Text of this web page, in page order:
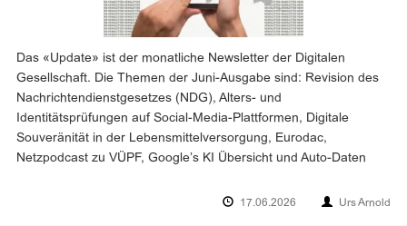
Das «Update» ist der monatliche Newsletter der Digitalen
Gesellschaft. Die Themen der Juni-Ausgabe sind: Revision des
Nachrichtendienstgesetzes (NDG), Alters- und
Identitätsprüfungen auf Social-Media-Plattformen, Digitale
Souveränität in der Lebensmittelversorgung, Eurodac,
Netzpodcast zu VÜPF, Google’s KI Übersicht und Auto-Daten
17.06.2026 Urs Arnold